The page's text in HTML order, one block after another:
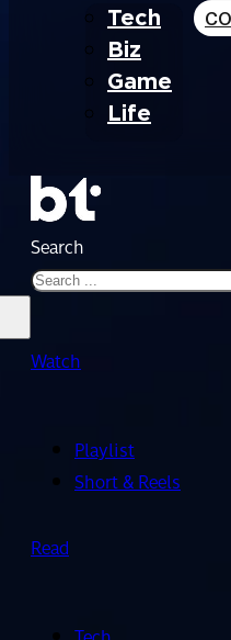
Tech
Biz
Game
Life
Search
Watch
Playlist
Short & Reels
Read